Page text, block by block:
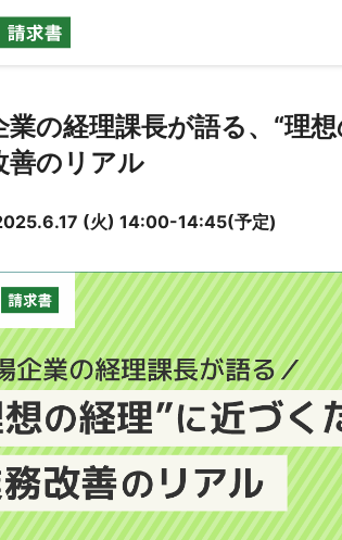
業の経理課長が語る、“理
善のリアル
(火) 14:00-14:45(予定)